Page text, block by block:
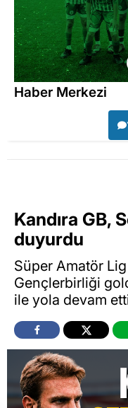
Haber Merkezi
Kandıra GB,
duyurdu
Süper Amatör Lig
Gençlerbirliği
ile yola devam